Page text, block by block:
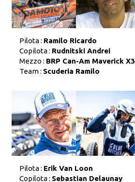
Pilota : Ramilo Ricardo
Copilota : Rudnitski Andrei
Mezzo : BRP Can-Am Maverick X3
Team : Scuderia Ramilo
Pilota : Erik Van Loon
Copilota : Sebastian Delaunay